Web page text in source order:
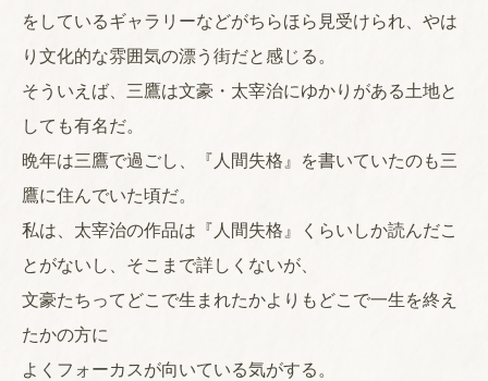
をしているギャラリーなどがちらほら見受けられ、やは
り文化的な雰囲気の漂う街だと感じる。
そういえば、三鷹は文豪・太宰治にゆかりがある土地と
しても有名だ。
晩年は三鷹で過ごし、『人間失格』を書いていたのも三
鷹に住んでいた頃だ。
私は、太宰治の作品は『人間失格』くらいしか読んだこ
とがないし、そこまで詳しくないが、
文豪たちってどこで生まれたかよりもどこで一生を終え
たかの方に
よくフォーカスが向いている気がする。